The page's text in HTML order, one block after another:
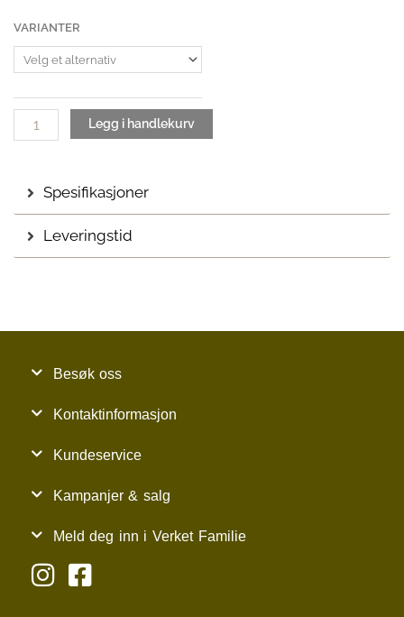
VARIANTER
C35A
|
Spisebord
Legg i handlekurv
Spesifikasjoner
Leveringstid
Besøk oss
Kontaktinformasjon
Kundeservice
Kampanjer & salg
Meld deg inn i Verket Familie